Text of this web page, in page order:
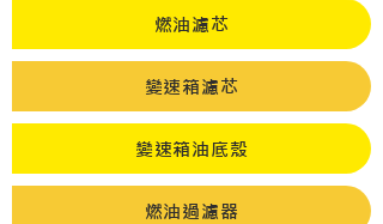
燃油濾芯
變速箱濾芯
變速箱油底殼
燃油過濾器